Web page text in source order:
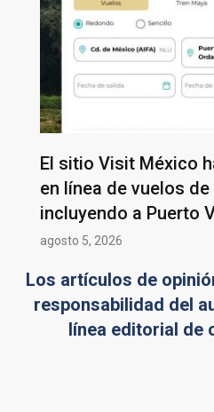
El sitio Visit México
en línea de vuelos
incluyendo a Puerto
agosto 5, 2026
Los artículos de
responsabilidad del
línea editorial de